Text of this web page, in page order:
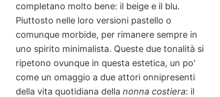
completano molto bene: il beige e il blu.
Piuttosto nelle loro versioni pastello o
comunque morbide, per rimanere sempre in
uno spirito minimalista. Queste due tonalità si
ripetono ovunque in questa estetica, un po'
come un omaggio a due attori onnipresenti
della vita quotidiana della nonna costiera: il